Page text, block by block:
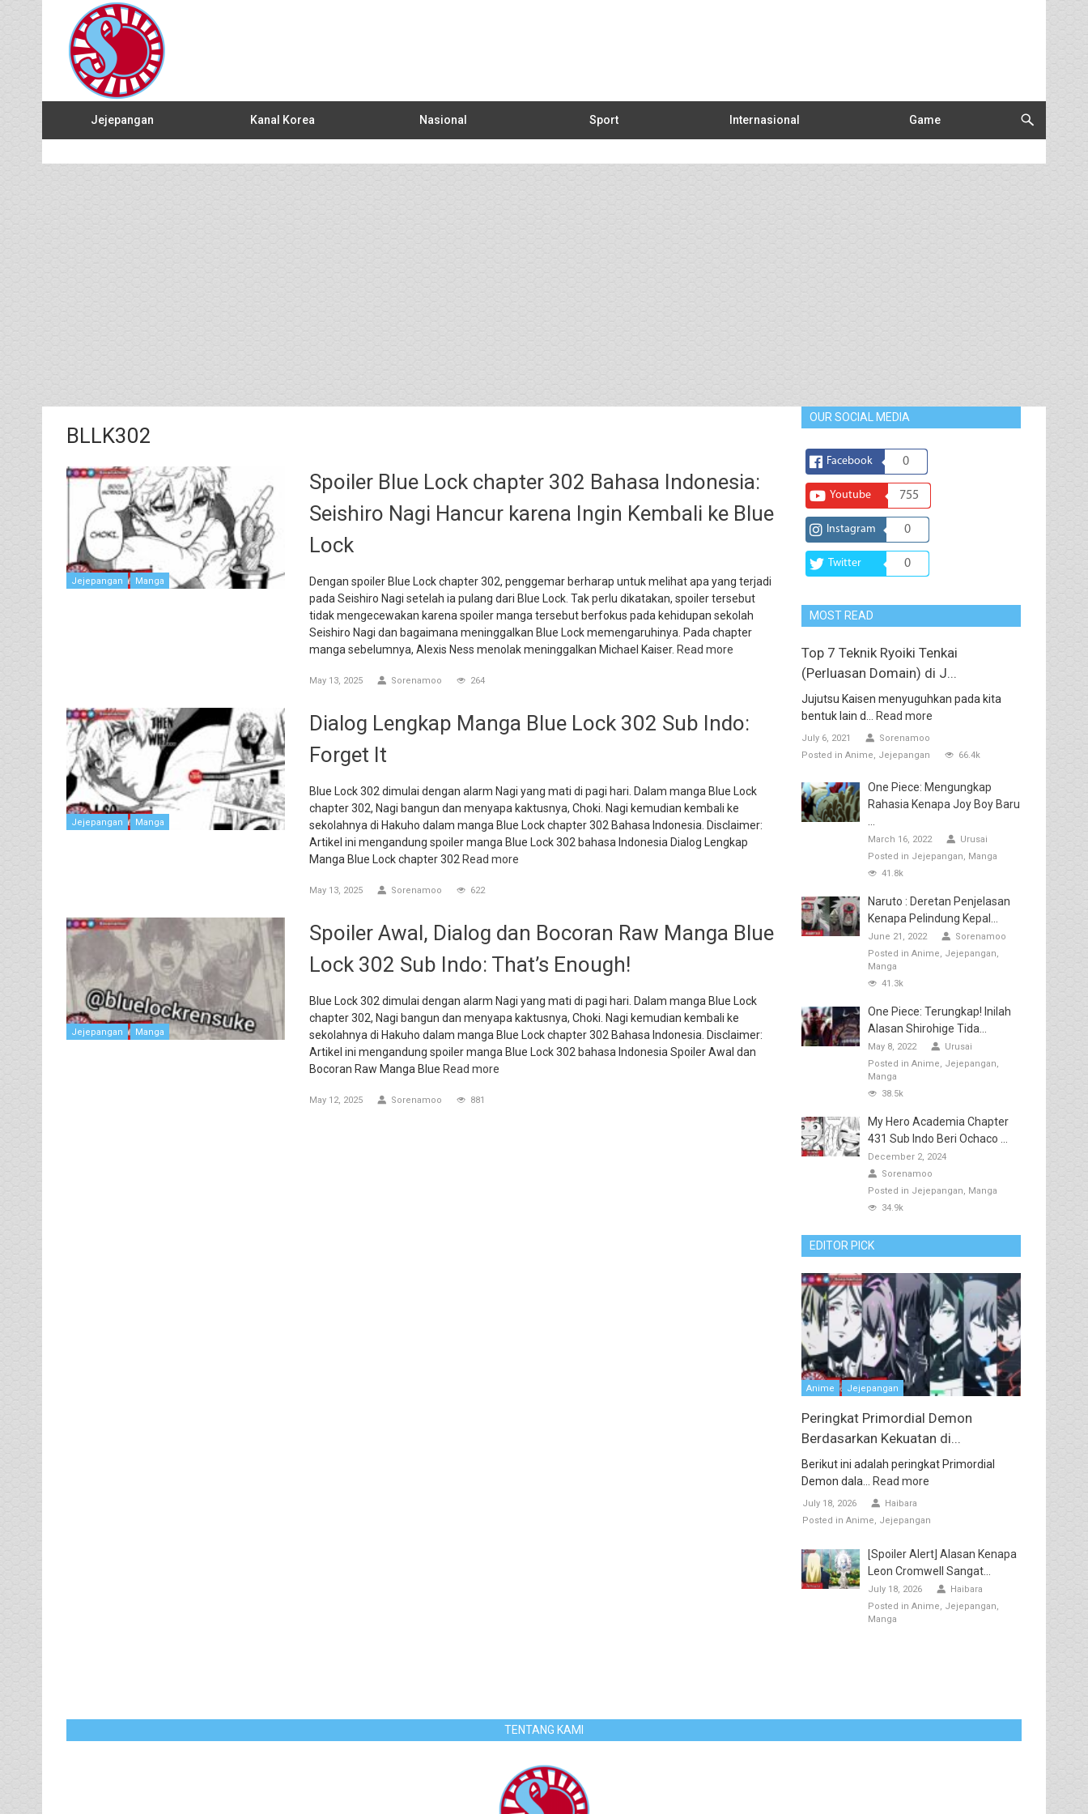
Jejepangan Kanal Korea Nasional Sport Internasional Game
BLLK302
Jejepangan Manga
Spoiler Blue Lock chapter 302 Bahasa Indonesia:
Seishiro Nagi Hancur karena Ingin Kembali ke Blue
Lock
Dengan spoiler Blue Lock chapter 302, penggemar berharap untuk melihat apa yang terjadi
pada Seishiro Nagi setelah ia pulang dari Blue Lock. Tak perlu dikatakan, spoiler tersebut
tidak mengecewakan karena spoiler manga tersebut berfokus pada kehidupan sekolah
Seishiro Nagi dan bagaimana meninggalkan Blue Lock memengaruhinya. Pada chapter
manga sebelumnya, Alexis Ness menolak meninggalkan Michael Kaiser. Read more
May 13, 2025 Sorenamoo 264
Jejepangan Manga
Dialog Lengkap Manga Blue Lock 302 Sub Indo:
Forget It
Blue Lock 302 dimulai dengan alarm Nagi yang mati di pagi hari. Dalam manga Blue Lock
chapter 302, Nagi bangun dan menyapa kaktusnya, Choki. Nagi kemudian kembali ke
sekolahnya di Hakuho dalam manga Blue Lock chapter 302 Bahasa Indonesia. Disclaimer:
Artikel ini mengandung spoiler manga Blue Lock 302 bahasa Indonesia Dialog Lengkap
Manga Blue Lock chapter 302 Read more
May 13, 2025 Sorenamoo 622
Jejepangan Manga
Spoiler Awal, Dialog dan Bocoran Raw Manga Blue
Lock 302 Sub Indo: That’s Enough!
Blue Lock 302 dimulai dengan alarm Nagi yang mati di pagi hari. Dalam manga Blue Lock
chapter 302, Nagi bangun dan menyapa kaktusnya, Choki. Nagi kemudian kembali ke
sekolahnya di Hakuho dalam manga Blue Lock chapter 302 Bahasa Indonesia. Disclaimer:
Artikel ini mengandung spoiler manga Blue Lock 302 bahasa Indonesia Spoiler Awal dan
Bocoran Raw Manga Blue Read more
May 12, 2025 Sorenamoo 881
OUR SOCIAL MEDIA
Facebook 0
Youtube 755
Instagram 0
Twitter 0
MOST READ
Top 7 Teknik Ryoiki Tenkai
(Perluasan Domain) di J...
Jujutsu Kaisen menyuguhkan pada kita
bentuk lain d...
Read more
July 6, 2021
Sorenamoo
Posted in Anime Jejepangan 66.4k
One Piece: Mengungkap
Rahasia Kenapa Joy Boy Baru
March 16, 2022
Urusai
Posted in Jejepangan
Manga
41.8k
Naruto : Deretan Penjelasan
Kenapa Pelindung Kepal...
June 21, 2022
Sorenamoo
Posted in Anime
Jejepangan
Manga
41.3k
One Piece: Terungkap! Inilah
Alasan Shirohige Tida...
May 8, 2022
Urusai
Posted in Anime
Jejepangan
Manga
38.5k
My Hero Academia Chapter
431 Sub Indo Beri Ochaco ...
December 2, 2024
Sorenamoo
Posted in Jejepangan
Manga
34.9k
EDITOR PICK
Anime Jejepangan
Peringkat Primordial Demon
Berdasarkan Kekuatan di...
Berikut ini adalah peringkat Primordial
Demon dala...
Read more
July 18, 2026
Haibara
Posted in Anime Jejepangan
[Spoiler Alert] Alasan Kenapa
Leon Cromwell Sangat...
July 18, 2026
Haibara
Posted in Anime
Jejepangan
Manga
TENTANG KAMI